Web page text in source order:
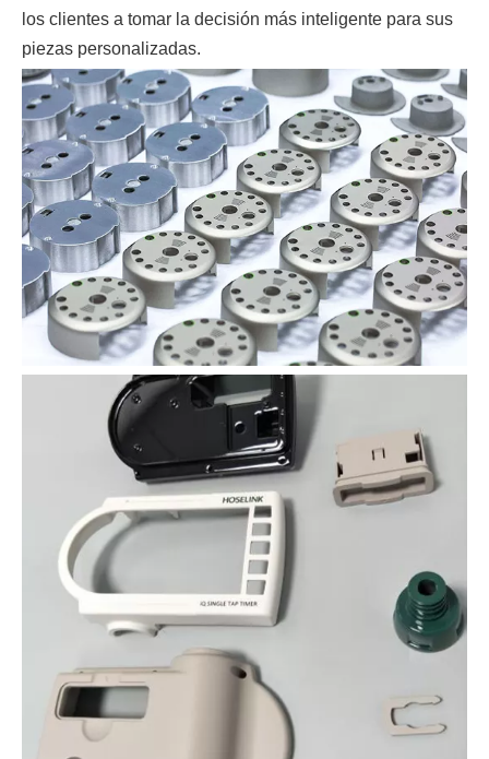
los clientes a tomar la decisión más inteligente para sus
piezas personalizadas.